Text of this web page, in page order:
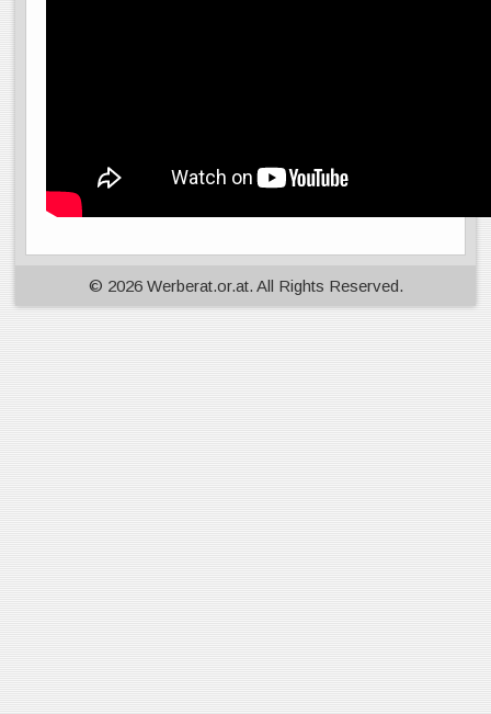
© 2026 Werberat.or.at. All Rights Reserved.